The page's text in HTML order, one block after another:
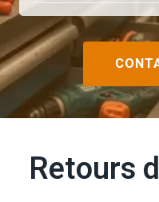
Retours